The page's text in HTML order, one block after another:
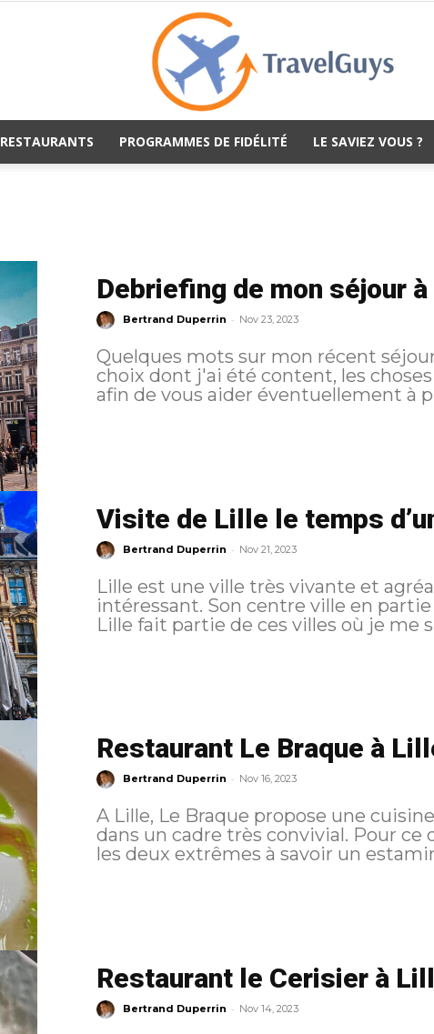
RESTAURANTS PROGRAMMES DE FIDÉLITÉ LE SAVIEZ VOUS ?
Debriefing de mon séjour
Bertrand Duperrin - Nov 23, 2023
Quelques mots sur mon récent
choix dont j'ai été content, les
Visite de Lille le temps
Bertrand Duperrin - Nov 21, 2023
Lille est une ville très vivante et
intéressant. Son centre ville en
Lille fait partie de ces villes où je me
Restaurant Le Braque à
Bertrand Duperrin - Nov 16, 2023
A Lille, Le Braque propose une
dans un cadre très convivial. Pour ce dernier diner à Lille et après avoir testé
les deux extrêmes à savoir un
Restaurant le Cerisier à
Bertrand Duperrin - Nov 14, 2023